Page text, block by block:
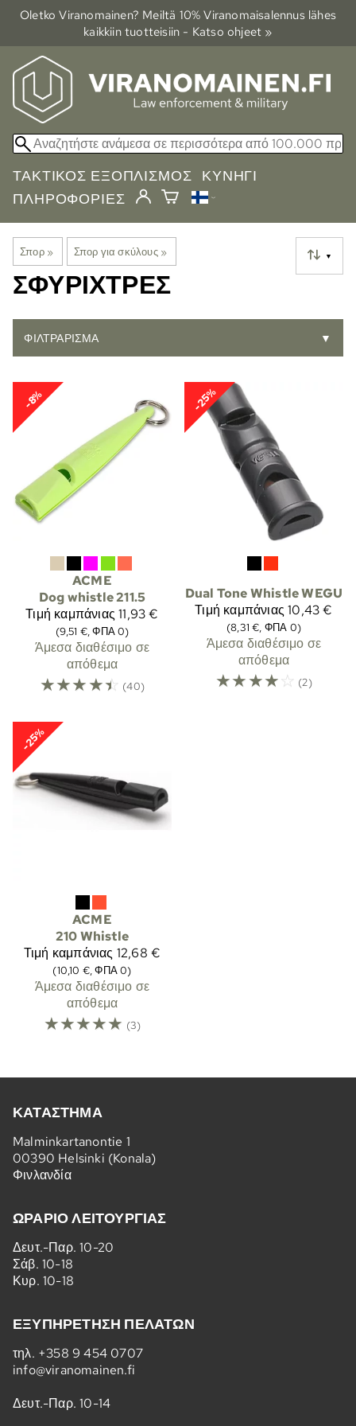
Oletko Viranomainen? Meiltä 10% Viranomais­alennus lähes
kaikkiin tuotteisiin - Katso ohjeet »
ΤΑΚΤΙΚΌΣ ΕΞΟΠΛΙΣΜΌΣ
ΚΥΝΉΓΙ
ΠΛΗΡΟΦΟΡΊΕΣ
Σπορ ‪» Σπορ για σκύλους ‪» ▼
ΣΦΥΡΊΧΤΡΕΣ
ΦΙΛΤΡΆΡΙΣΜΑ ▼
-8%
ACME
Dog whistle 211.5
Τιμή καμπάνιας 11,93 €
(9,51 €, ΦΠΑ 0)
Άμεσα διαθέσιμο σε
απόθεμα
☆☆☆☆☆ (40)
-25%
Dual Tone Whistle WEGU
Τιμή καμπάνιας 10,43 €
(8,31 €, ΦΠΑ 0)
Άμεσα διαθέσιμο σε
απόθεμα
☆☆☆☆☆ (2)
-25%
ACME
210 Whistle
Τιμή καμπάνιας 12,68 €
(10,10 €, ΦΠΑ 0)
Άμεσα διαθέσιμο σε
απόθεμα
☆☆☆☆☆ (3)
ΚΑΤΆΣΤΗΜΑ
Malminkartanontie 1
00390 Helsinki (Konala)
Φινλανδία
ΩΡΆΡΙΟ ΛΕΙΤΟΥΡΓΊΑΣ
Δευτ.-Παρ. 10-20
Σάβ. 10-18
Κυρ. 10-18
ΕΞΥΠΗΡΈΤΗΣΗ ΠΕΛΑΤΏΝ
τηλ. +358 9 454 0707
info@viranomainen.fi
Δευτ.-Παρ. 10-14